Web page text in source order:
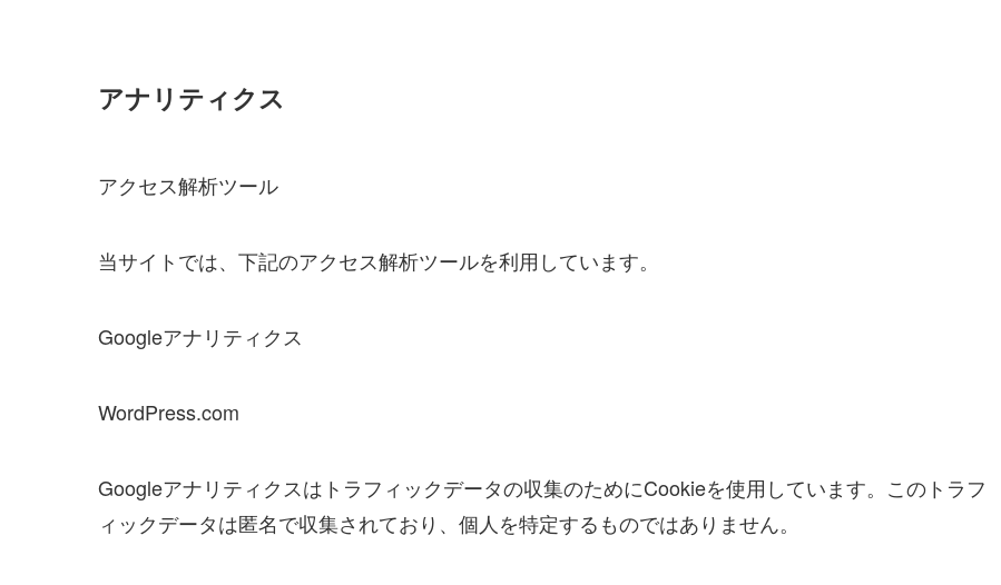
アナリティクス
アクセス解析ツール
当サイトでは、下記のアクセス解析ツールを利用しています。
Googleアナリティクス
WordPress.com
Googleアナリティクスはトラフィックデータの収集のためにCookieを使用しています。このトラフ
ィックデータは匿名で収集されており、個人を特定するものではありません。